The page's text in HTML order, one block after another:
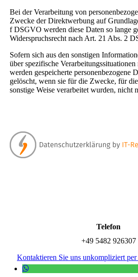
Bei der Verarbeitung von
Zwecke der Direktwerbung auf
f DSGVO werden diese Daten so lange
Widerspruchsrecht nach Art. 21 Abs. 2
Sofern sich aus den sonstigen
über spezifische Verarbeitungssituationen
werden gespeicherte personenbezogene
gelöscht, wenn sie für die Zwecke, für
sonstige Weise verarbeitet wurden, nicht
Telefon
+49 5482 926307
Kontaktieren Sie uns unkompliziert